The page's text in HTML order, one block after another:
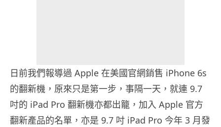
日前我們報導過 Apple 在美國官網銷售 iPhone 6s
的翻新機，原來只是第一步，事隔一天，就連 9.7
吋的 iPad Pro 翻新機亦都出籠，加入 Apple 官方
翻新產品的名單，亦是 9.7 吋 iPad Pro 今年 3 月發